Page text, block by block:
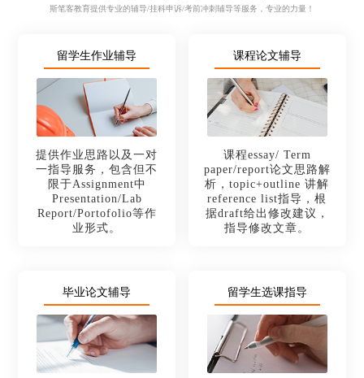
斯笔客教育提供专业的辅导/挂科申诉/考前冲刺辅导等服务，专业的力量！
留学生作业辅导
提供作业思路以及一对
一指导服务，包含但不
限于Assignment中
Presentation/Lab
Report/Portofolio等作
业形式。
课程论文辅导
课程essay/ Term
paper/report论文思路解
析，topic+outline 讲解
reference list指导，根
据draft给出修改建议，
指导修改文章。
毕业论文辅导 留学生选课指导